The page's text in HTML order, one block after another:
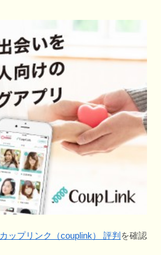
カップリンク（couplink） 評判 を確認